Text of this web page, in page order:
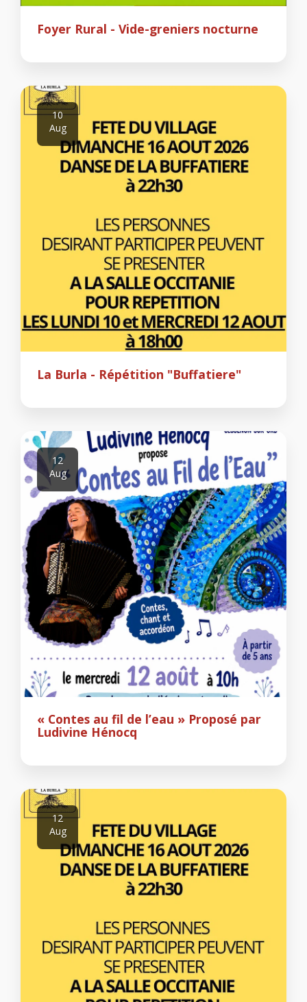
Foyer Rural - Vide-greniers nocturne
10
Aug
La Burla - Répétition "Buffatiere"
12
Aug
« Contes au fil de l’eau » Proposé par
Ludivine Hénocq
12
Aug